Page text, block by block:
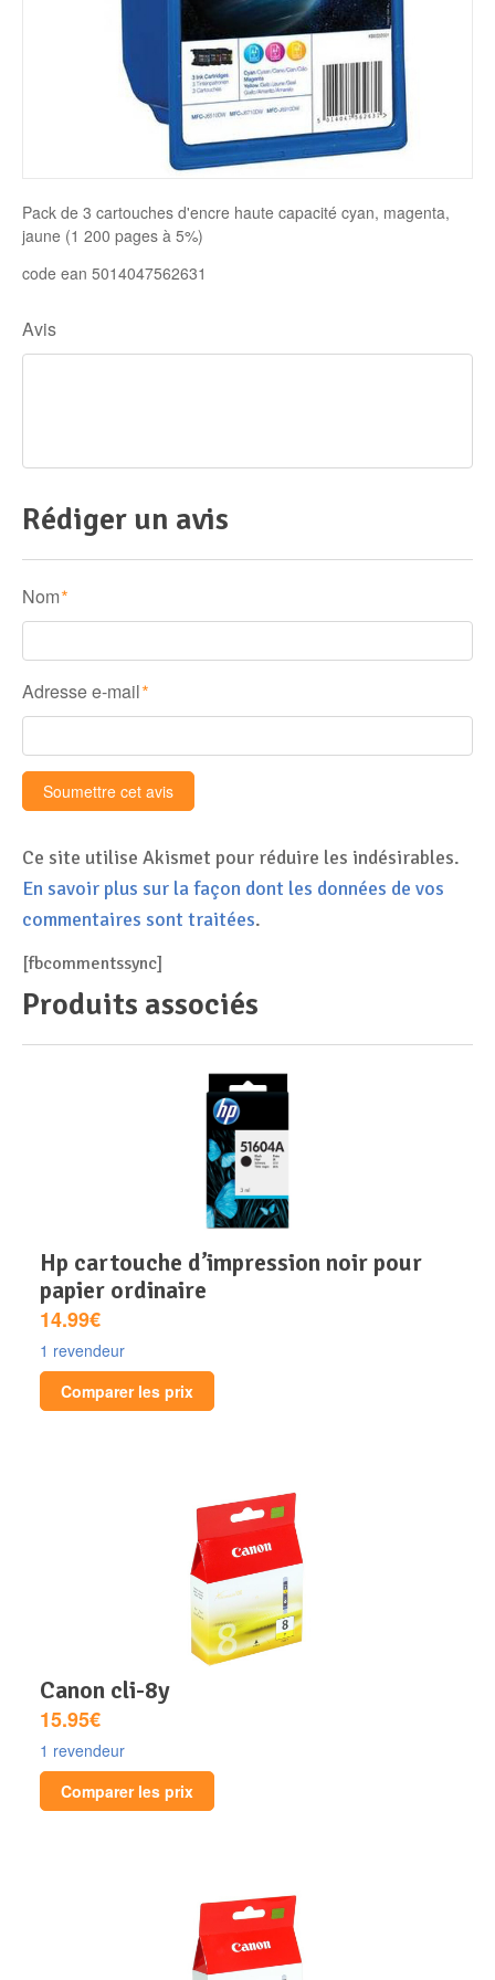
Pack de 3 cartouches d'encre haute capacité cyan, magenta,
jaune (1 200 pages à 5%)
code ean 5014047562631
Avis
Rédiger un avis
Nom *
Adresse e-mail *
Ce site utilise Akismet pour réduire les indésirables.
En savoir plus sur la façon dont les données de vos
commentaires sont traitées.
[fbcommentssync]
Produits associés
hp cartouche d’impression noir pour
papier ordinaire
14.99€
1 revendeur
Comparer les prix
canon cli-8y
15.95€
1 revendeur
Comparer les prix